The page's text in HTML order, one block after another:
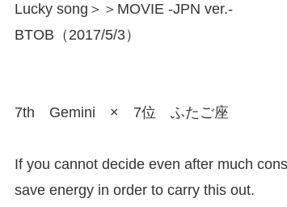
Lucky song＞＞MOVIE -JPN ver.-
BTOB（2017/5/3）
7th Gemini × 7位 ふたご座
If you cannot decide even after much
save energy in order to carry this out.